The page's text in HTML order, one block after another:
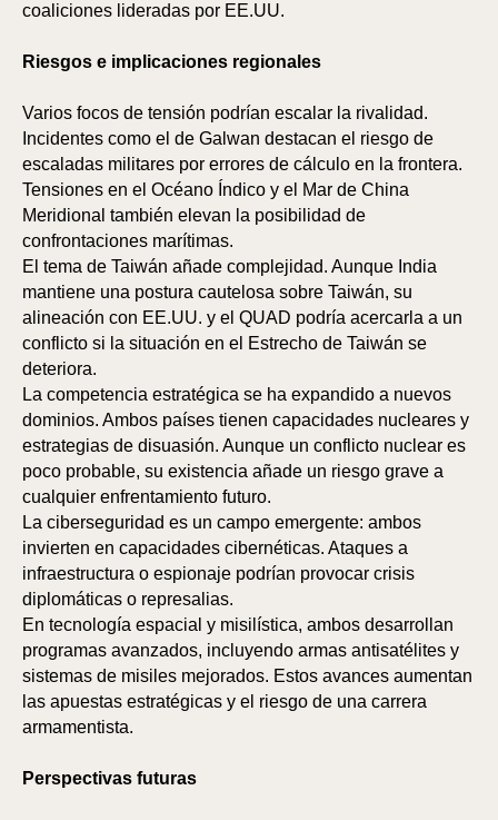
coaliciones lideradas por EE.UU.
Riesgos e implicaciones regionales
Varios focos de tensión podrían escalar la rivalidad.
Incidentes como el de Galwan destacan el riesgo de
escaladas militares por errores de cálculo en la frontera.
Tensiones en el Océano Índico y el Mar de China
Meridional también elevan la posibilidad de
confrontaciones marítimas.
El tema de Taiwán añade complejidad. Aunque India
mantiene una postura cautelosa sobre Taiwán, su
alineación con EE.UU. y el QUAD podría acercarla a un
conflicto si la situación en el Estrecho de Taiwán se
deteriora.
La competencia estratégica se ha expandido a nuevos
dominios. Ambos países tienen capacidades nucleares y
estrategias de disuasión. Aunque un conflicto nuclear es
poco probable, su existencia añade un riesgo grave a
cualquier enfrentamiento futuro.
La ciberseguridad es un campo emergente: ambos
invierten en capacidades cibernéticas. Ataques a
infraestructura o espionaje podrían provocar crisis
diplomáticas o represalias.
En tecnología espacial y misilística, ambos desarrollan
programas avanzados, incluyendo armas antisatélites y
sistemas de misiles mejorados. Estos avances aumentan
las apuestas estratégicas y el riesgo de una carrera
armamentista.
Perspectivas futuras